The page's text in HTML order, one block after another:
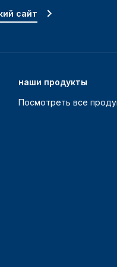
наши продукты
Посмотреть все
сайт